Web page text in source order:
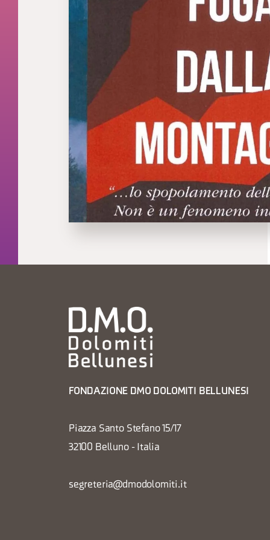
FONDAZIONE DMO DOLOMITI BELLUNESI
Piazza Santo Stefano 15/17
32100 Belluno - Italia
segreteria@dmodolomiti.it